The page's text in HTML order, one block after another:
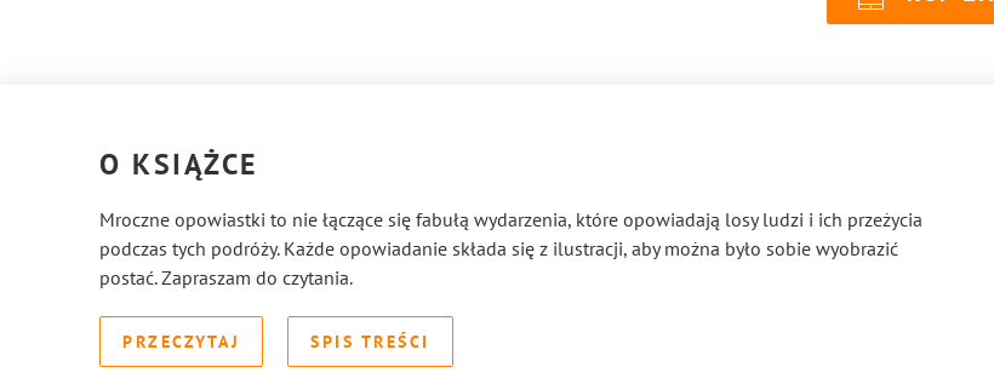
O KSIĄŻCE
Mroczne opowiastki to nie łączące się fabułą wydarzenia, które opowiadają losy ludzi i ich przeżycia
podczas tych podróży. Każde opowiadanie składa się z ilustracji, aby można było sobie wyobrazić
postać. Zapraszam do czytania.
PRZECZYTAJ SPIS TREŚCI